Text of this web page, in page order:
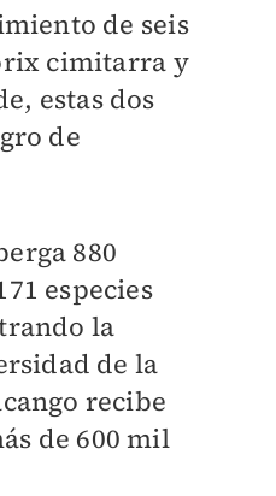
de seis
cimitarra y
estas dos
de
880
especies
la
de la
recibe
de 600 mil